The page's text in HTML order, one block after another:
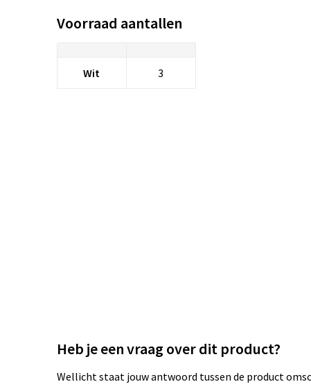
Voorraad aantallen
Wit 3
Heb je een vraag over dit product?
Wellicht staat jouw antwoord tussen de product